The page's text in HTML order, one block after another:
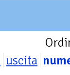
uscita